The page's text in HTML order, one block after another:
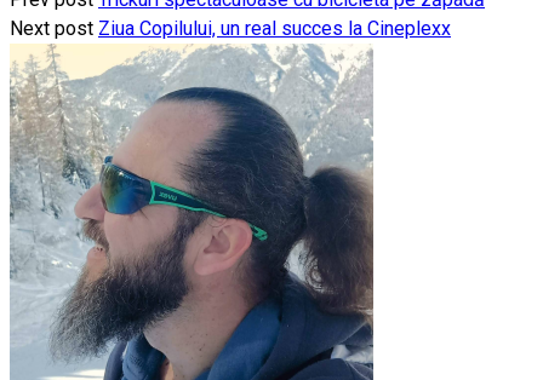
Next post Ziua Copilului, un real succes la Cineplexx